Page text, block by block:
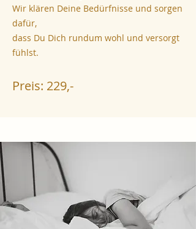
Wir klären Deine Bedürfnisse und sorgen
dafür,
dass Du Dich rundum wohl und versorgt
fühlst.
Preis: 229,-